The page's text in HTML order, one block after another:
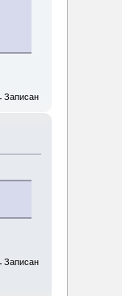
Записан
Записан